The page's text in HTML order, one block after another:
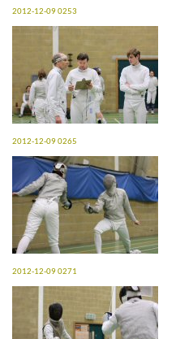
2012-12-09 0253
2012-12-09 0265
2012-12-09 0271